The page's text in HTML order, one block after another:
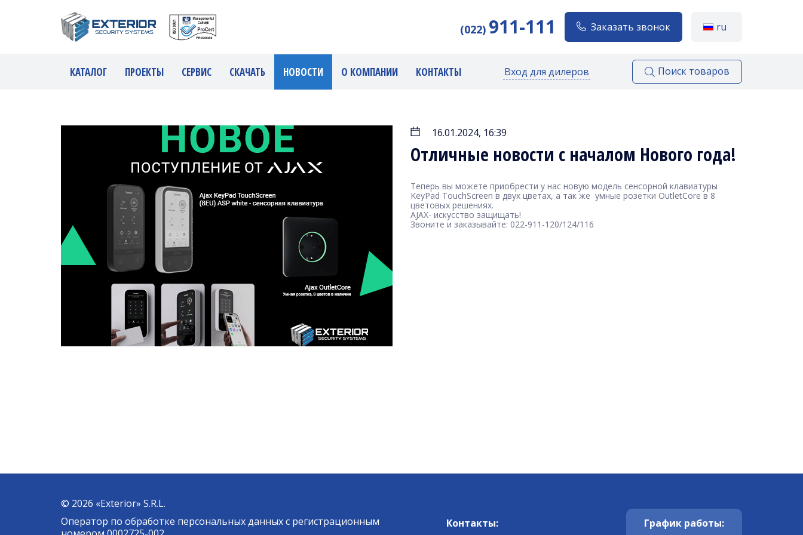
(022) 911-111 Заказать звонок ru
КАТАЛОГ ПРОЕКТЫ СЕРВИС СКАЧАТЬ НОВОСТИ О КОМПАНИИ КОНТАКТЫ Вход для дилеров Поиск товаров
16.01.2024, 16:39
Отличные новости с началом Нового года!
Теперь вы можете приобрести у нас новую модель сенсорной клавиатуры
KeyPad TouchScreen в двух цветах, а так же умные розетки OutletCore в 8
цветовых решениях.
AJAX- искусство защищать!
Звоните и заказывайте: 022-911-120/124/116
© 2026 «Exterior» S.R.L.
Оператор по обработке персональных данных c регистрационным
Контакты: График работы: